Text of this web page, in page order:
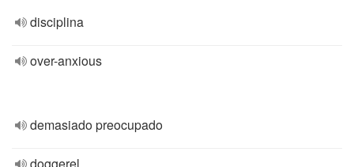
disciplina
over-anxious
demasiado preocupado